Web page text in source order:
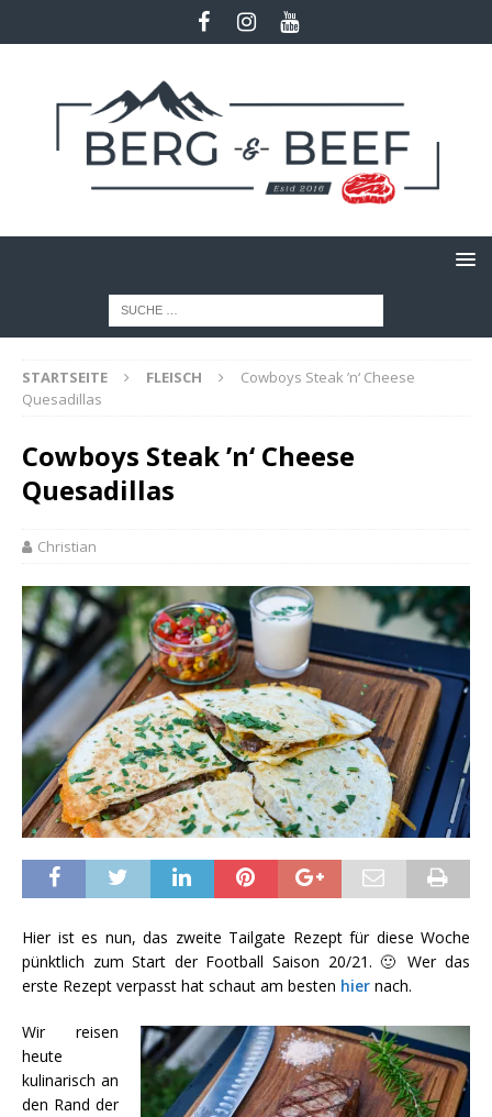
STARTSEITE FLEISCH
Cowboys Steak ’n‘ Cheese
Quesadillas
Cowboys Steak ’n‘ Cheese
Quesadillas
Christian
Hier ist es nun, das zweite Tailgate Rezept für diese Woche
pünktlich zum Start der Football Saison 20/21. 🙂 Wer das
erste Rezept verpasst hat schaut am besten hier nach.
Wir reisen
heute
kulinarisch an
den Rand der